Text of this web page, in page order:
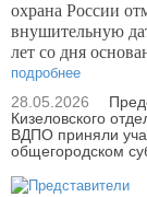
охрана России
внушительную
лет со дня
подробнее
28.05.2026
Кизеловского
ВДПО приняли
общегородском